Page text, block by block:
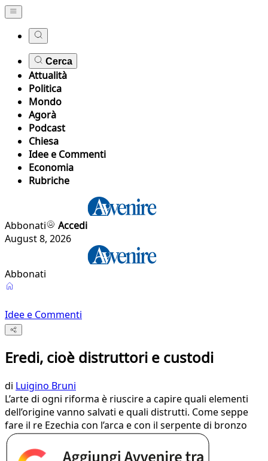
Cerca
Attualità
Politica
Mondo
Agorà
Podcast
Chiesa
Idee e Commenti
Economia
Rubriche
Abbonati
Accedi
August 8, 2026
Abbonati
Idee e Commenti
Eredi, cioè distruttori e custodi
di Luigino Bruni
L’arte di ogni riforma è riuscire a capire quali elementi
dell’origine vanno salvati e quali distrutti. Come seppe
fare il re Ezechia con l’arca e con il serpente di bronzo